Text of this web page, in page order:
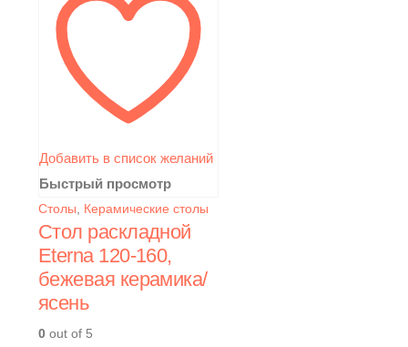
Добавить в список желаний
Быстрый просмотр
Столы Керамические столы
Стол раскладной
Eterna 120-160,
бежевая керамика/
ясень
0 out of 5